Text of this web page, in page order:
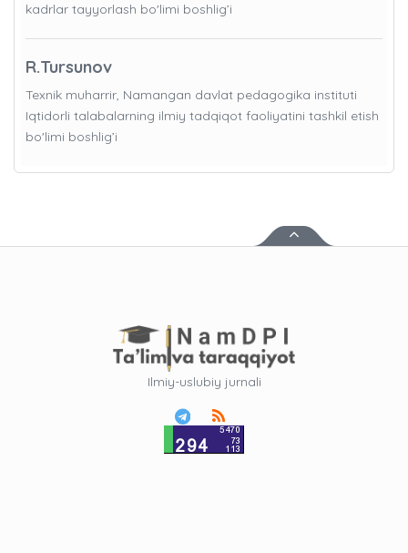
kadrlar tayyorlash bo'limi boshlig’i
R.Tursunov
Texnik muharrir, Namangan davlat pedagogika instituti
Iqtidorli talabalarning ilmiy tadqiqot faoliyatini tashkil etish
bo'limi boshlig’i
Ilmiy-uslubiy jurnali